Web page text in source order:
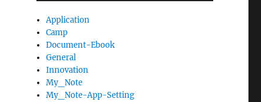
Application
Camp
Document-Ebook
General
Innovation
My_Note
My_Note-App-Setting